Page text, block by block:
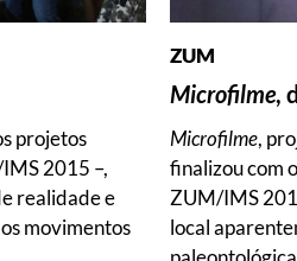
projetos
2015 –,
realidade e
movimentos
ZUM
Microfilme,
Microfilme,
finalizou com
ZUM/IMS
local